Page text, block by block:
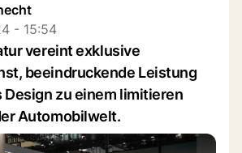
- 15:54
vereint exklusive
beeindruckende Leistung
Design zu einem limitieren
Automobilwelt.